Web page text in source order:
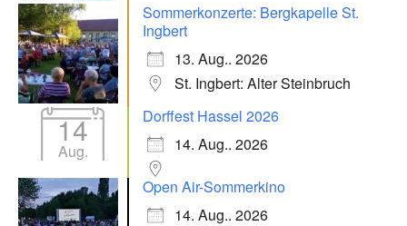
Sommerkonzerte: Bergkapelle St.
Ingbert
13. Aug.. 2026
St. Ingbert: Alter Steinbruch
14
Aug.
Dorffest Hassel 2026
14. Aug.. 2026
Open Air-Sommerkino
14. Aug.. 2026